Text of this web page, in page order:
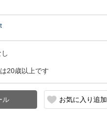
20歳以上です
お気に入り追加